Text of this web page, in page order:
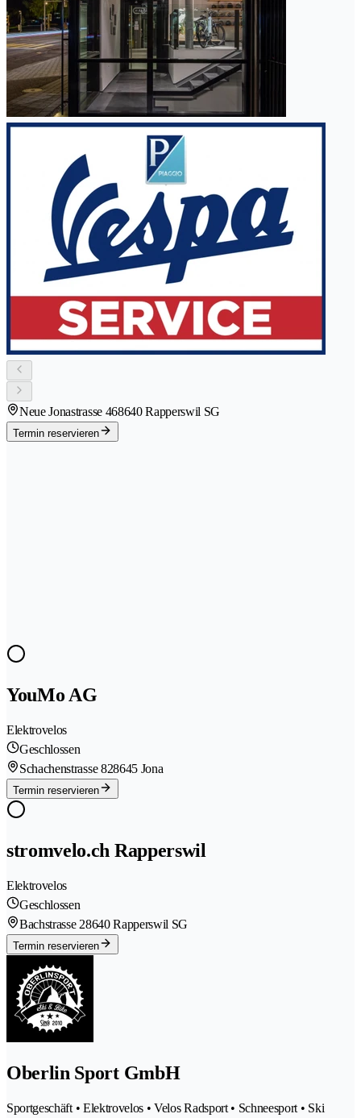
Neue Jonastrasse 468640 Rapperswil SG
Termin reservieren
YouMo AG
Elektrovelos
Geschlossen
Schachenstrasse 828645 Jona
Termin reservieren
stromvelo.ch Rapperswil
Elektrovelos
Geschlossen
Bachstrasse 28640 Rapperswil SG
Termin reservieren
Oberlin Sport GmbH
Sportgeschäft • Elektrovelos • Velos Radsport • Schneesport • Ski